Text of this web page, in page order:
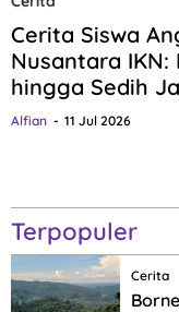
Cerita Siswa
Nusantara IKN:
hingga Sedih
Alfian 11 Jul 2026
Terpopuler
Cerita